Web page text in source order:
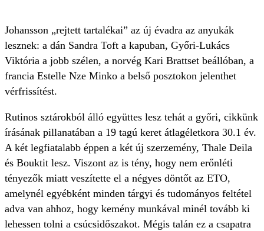
Johansson „rejtett tartalékai” az új évadra az anyukák
lesznek: a dán Sandra Toft a kapuban, Győri-Lukács
Viktória a jobb szélen, a norvég Kari Brattset beállóban, a
francia Estelle Nze Minko a belső posztokon jelenthet
vérfrissítést.
Rutinos sztárokból álló együttes lesz tehát a győri, cikkünk
írásának pillanatában a 19 tagú keret átlagéletkora 30.1 év.
A két legfiatalabb éppen a két új szerzemény, Thale Deila
és Bouktit lesz. Viszont az is tény, hogy nem erőnléti
tényezők miatt veszítette el a négyes döntőt az ETO,
amelynél egyébként minden tárgyi és tudományos feltétel
adva van ahhoz, hogy kemény munkával minél tovább ki
lehessen tolni a csúcsidőszakot. Mégis talán ez a csapatra